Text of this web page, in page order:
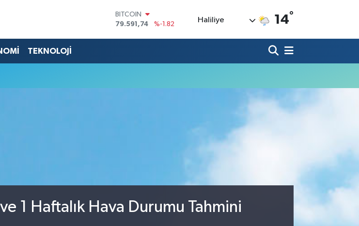
BITCOIN
79.591,74
%-1.82
53,38690
%0.19
Haliliye 14°
TEKNOLOJİ
1 Haftalık Hava Durumu Tahmini